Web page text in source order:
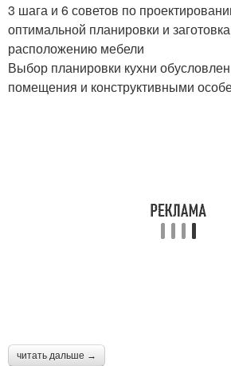
3 шага и 6 советов по
оптимальной планировки и
расположению мебели
Выбор планировки кухни
помещения и конструктивными
читать дальше →